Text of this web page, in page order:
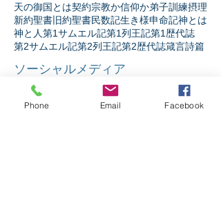
天の御国とは契約宗教か信仰か弟子訓練摂理
新約聖書 旧約聖書民数記生き様申命記神とは
神と人第1サムエル記第1列王記第1歴代誌
第2サムエル記第2列王記第2歴代誌箴言詩篇
ソーシャルメディア
Phone Email Facebook